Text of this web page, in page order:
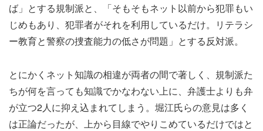
ば」とする規制派と、「そもそもネット以前から犯罪もい
じめもあり、犯罪者がそれを利用しているだけ。リテラシ
ー教育と警察の捜査能力の低さが問題」とする反対派。
とにかくネット知識の相違が両者の間で著しく、規制派た
ちが何を言っても知識でかなわない上に、弁護士よりも弁
が立つ2人に抑え込まれてしまう。堀江氏らの意見は多く
は正論だったが、上から目線でやりこめているだけではと